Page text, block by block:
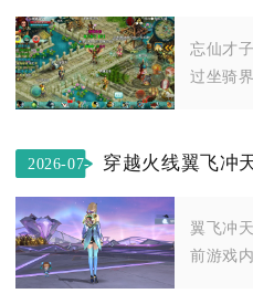
忘仙才
过坐骑
2026-07-
穿越火线翼飞冲
翼飞冲
前游戏